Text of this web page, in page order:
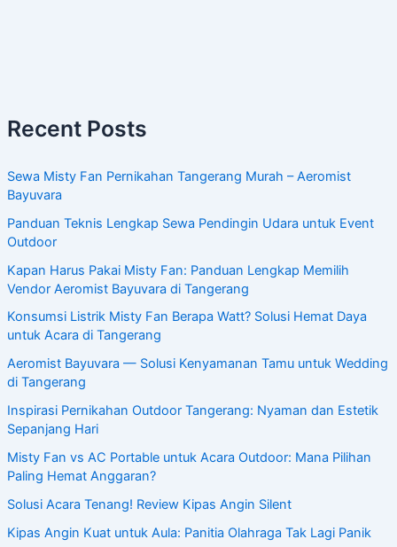
Recent Posts
Sewa Misty Fan Pernikahan Tangerang Murah – Aeromist
Bayuvara
Panduan Teknis Lengkap Sewa Pendingin Udara untuk Event
Outdoor
Kapan Harus Pakai Misty Fan: Panduan Lengkap Memilih
Vendor Aeromist Bayuvara di Tangerang
Konsumsi Listrik Misty Fan Berapa Watt? Solusi Hemat Daya
untuk Acara di Tangerang
Aeromist Bayuvara — Solusi Kenyamanan Tamu untuk Wedding
di Tangerang
Inspirasi Pernikahan Outdoor Tangerang: Nyaman dan Estetik
Sepanjang Hari
Misty Fan vs AC Portable untuk Acara Outdoor: Mana Pilihan
Paling Hemat Anggaran?
Solusi Acara Tenang! Review Kipas Angin Silent
Kipas Angin Kuat untuk Aula: Panitia Olahraga Tak Lagi Panik